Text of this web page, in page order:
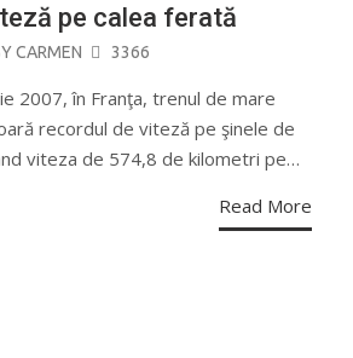
pe calea ferată
CARMEN 3366
2007, în Franţa, trenul de mare
recordul de viteză pe şinele de
viteza de 574,8 de kilometri pe…
Read More